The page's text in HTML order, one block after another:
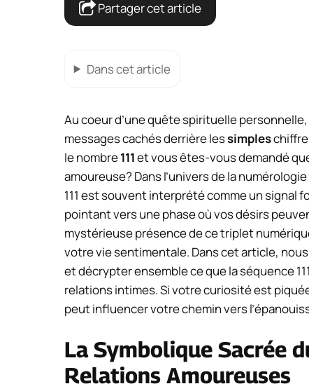
Partager cet article
Dans cet article
Au coeur d’une quête spirituelle
messages cachés derrière lessimples
le nombre111et vous êtes-vous demandé
amoureuse? Dans l’univers de la
111 est souvent interprété comme un signal
pointant vers une phase où vos désirs
mystérieuse présence de ce triplet
votre vie sentimentale. Dans cet article,
et décrypter ensemble ce que la séquence
relations intimes. Si votre curiosité est
peut influencer votre chemin vers
La Symbolique Sacrée
Relations Amoureuses